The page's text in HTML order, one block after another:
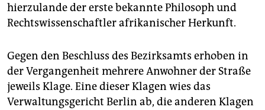
hierzulande der erste bekannte Philosoph und
Rechtswissenschaftler afrikanischer Herkunft.
Gegen den Beschluss des Bezirksamts erhoben in
der Vergangenheit mehrere Anwohner der Straße
jeweils Klage. Eine dieser Klagen wies das
Verwaltungsgericht Berlin ab, die anderen Klagen